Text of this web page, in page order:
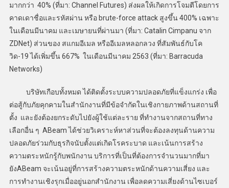
มากกว่า 40% (ที่มา: Channel Futures) ส่งผลให้เกิดการโจมตีโดยการ
คาดเดาชื่อและรหัสผ่าน หรือ brute-force attack สูงขึ้น 400% เฉพาะ
ในเดือนมีนาคม และเมษายนที่ผ่านมา (ที่มา: Catalin Cimpanu จาก
ZDNet) ส่วนของ สแกมอีเมล หรืออีเมลหลอกลวง ที่สัมพันธ์กับโค
วิด-19 ได้เพิ่มขึ้น 667% ในเดือนมีนาคม 2563 (ที่มา: Barracuda
Networks)
บริษัทเกือบทั้งหมด ได้ติดตั้งระบบความปลอดภัยที่แข็งแกร่ง เพื่อ
ต่อสู้กับภัยคุกคามในสำนักงานที่มีข้อจำกัดในเชิงกายภาพด้านสถานที่
ตั้ง และยังต้องยกระดับไปยังผู้ใช้แต่ละราย ที่ทำงานจากสถานที่ทาง
เลือกอื่น ๆ ABeam ได้ช่วยวิเคราะห์หาส่วนที่จะต้องลงทุนด้านความ
ปลอดภัยร่วมกับธุรกิจนับตั้งแต่เกิดโรคระบาด และเน้นการสร้าง
ความตระหนักรู้กับพนักงาน บริการที่เป็นที่ต้องการจำนวนมากที่มา
ยังABeam จะเน้นอยู่ที่การสร้างความตระหนักด้านความเสี่ยง และ
การทำงานเชิงรุกเมื่ออยู่นอกสำนักงาน เพื่อลดความเสี่ยงด้านไซเบอร์